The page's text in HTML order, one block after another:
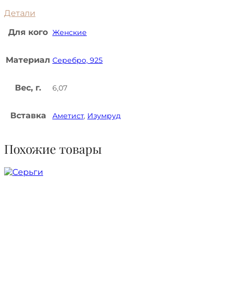
Детали
Для кого Женские
Материал Серебро, 925
Вес, г. 6,07
Вставка Аметист, Изумруд
Похожие товары